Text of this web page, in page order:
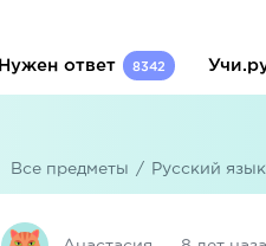
Нужен ответ 8342
Все предметы / Русский язык